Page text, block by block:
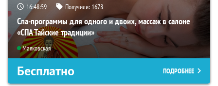
16:48:57 Получили: 1678
Спа-программы для одного и двоих, массаж в салоне
«СПА Тайские традиции»
Маяковская
Бесплатно ПОДРОБНЕЕ